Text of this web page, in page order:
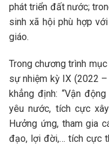
phát triển đất nước;
sinh xã hội phù hợp
giáo.
Trong chương trình
sự nhiệm kỳ IX (2022
khẳng định: “Vận
yêu nước, tích cực
Hưởng ứng, tham gia
đạo, lợi đời,… tích cực